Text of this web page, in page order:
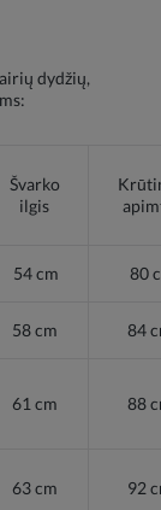
dydžių,
Švarko
ilgis
54 cm 80
58 cm 84
61 cm 88
63 cm 92